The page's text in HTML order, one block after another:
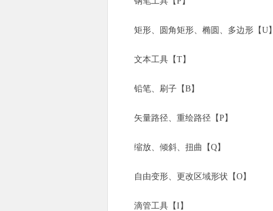
矩形、圆角矩形、椭圆、多边形【U
文本工具【T】
铅笔、刷子【B】
矢量路径、重绘路径【P】
缩放、倾斜、扭曲【Q】
自由变形、更改区域形状【O】
滴管工具【I】